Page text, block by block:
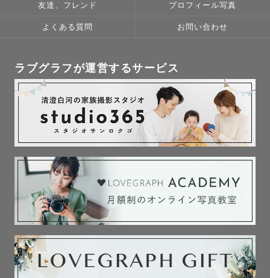
友達、フレンド プロフィール写真
よくある質問 お問い合わせ
ラブグラフが運営するサービス